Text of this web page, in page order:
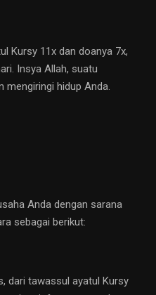
Kursy 11x dan doanya 7x,
Insya Allah, suatu
mengiringi hidup Anda.
Anda dengan sarana
sebagai berikut:
dari tawassul ayatul Kursy